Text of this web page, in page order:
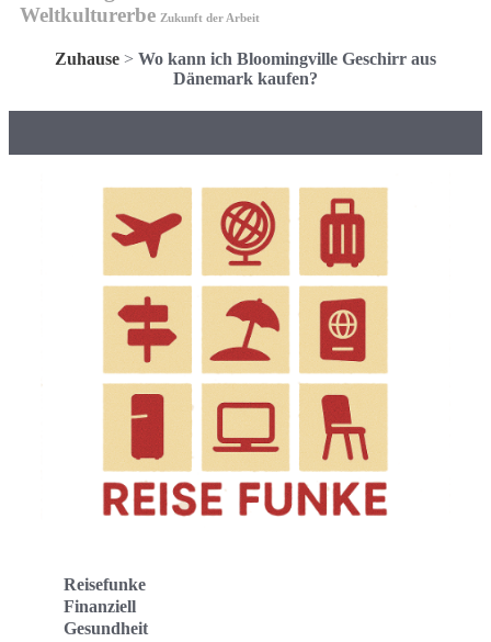
Weltkulturerbe Zukunft der Arbeit
Zuhause > Wo kann ich Bloomingville Geschirr aus
Dänemark kaufen?
Reisefunke
Finanziell
Gesundheit